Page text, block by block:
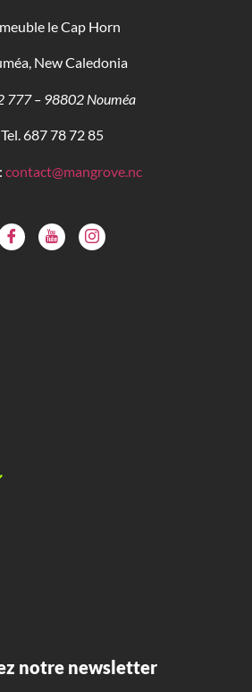
le Cap Horn
New Caledonia
777 – 98802 Nouméa
Tel. 687 78 72 85
contact@mangrove.nc
notre newsletter